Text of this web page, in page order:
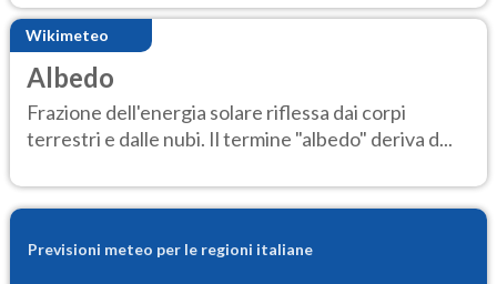
Wikimeteo
Albedo
Frazione dell'energia solare riflessa dai corpi
terrestri e dalle nubi. Il termine "albedo" deriva d...
Previsioni meteo per le regioni italiane